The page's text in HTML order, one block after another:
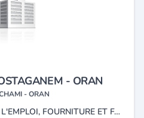
- ORAN
- ORAN
VENTE DE BÉTON PRÊT A L'EMPLOI, FOURNITURE ET FAÇONNAGE DE L'ACIER.